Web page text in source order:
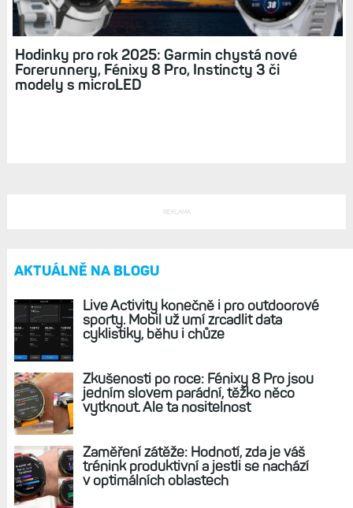
Hodinky Instinct 3 na spadnutí. Úniky se
objevují přímo na webu Garminu
Forerunnery, Fénixy 8 Pro, Instincty 3 či
modely s microLED